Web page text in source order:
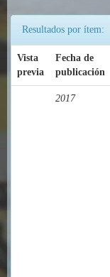
Resultados por ítem:
Vista
previa
Fecha de
publicación
2017